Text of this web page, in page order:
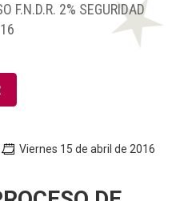
F.N.D.R. 2% SEGURIDAD
Viernes 15 de abril de 2016